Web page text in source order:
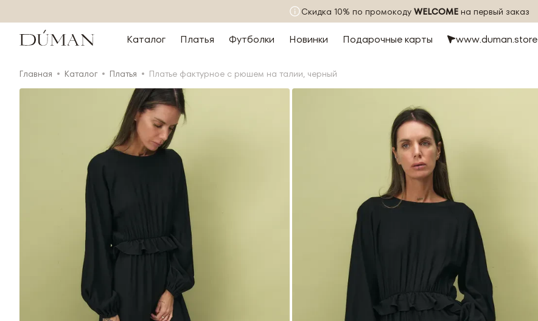
Скидка 10% по промокоду WELCOME на первый заказ
Каталог Платья Футболки Новинки Подарочные карты www.duman.store
Главная Каталог Платья Платье фактурное с рюшем на талии, черный